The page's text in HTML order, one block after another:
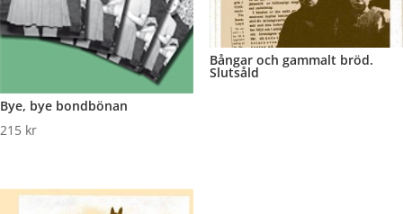
Bye, bye bondbönan
215 kr
Bångar och gammalt bröd.
Slutsåld